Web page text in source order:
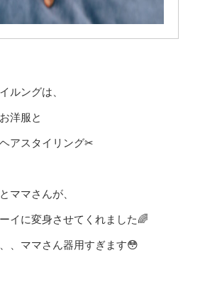
ルングは、
洋服と
アスタイリング✂︎
ママさんが、
イに変身させてくれました🌈
、ママさん器用すぎます😳